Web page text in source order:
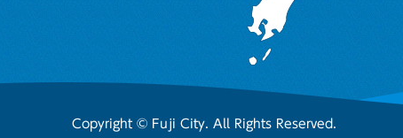
Copyright © Fuji City. All Rights Reserved.